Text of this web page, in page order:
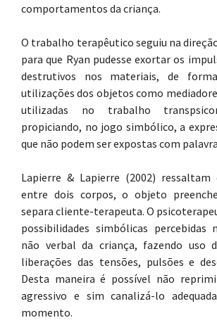
comportamentos da criança.
O trabalho terapêutico seguiu na
para que Ryan pudesse exortar os
destrutivos nos materiais, de
utilizações dos objetos como
utilizadas no trabalho
propiciando, no jogo simbólico, a
que não podem ser expostas com
Lapierre & Lapierre (2002) ressaltam
entre dois corpos, o objeto
separa cliente-terapeuta. O
possibilidades simbólicas percebidas
não verbal da criança, fazendo uso
liberações das tensões, pulsões e
Desta maneira é possível não
agressivo e sim canalizá-lo
momento.